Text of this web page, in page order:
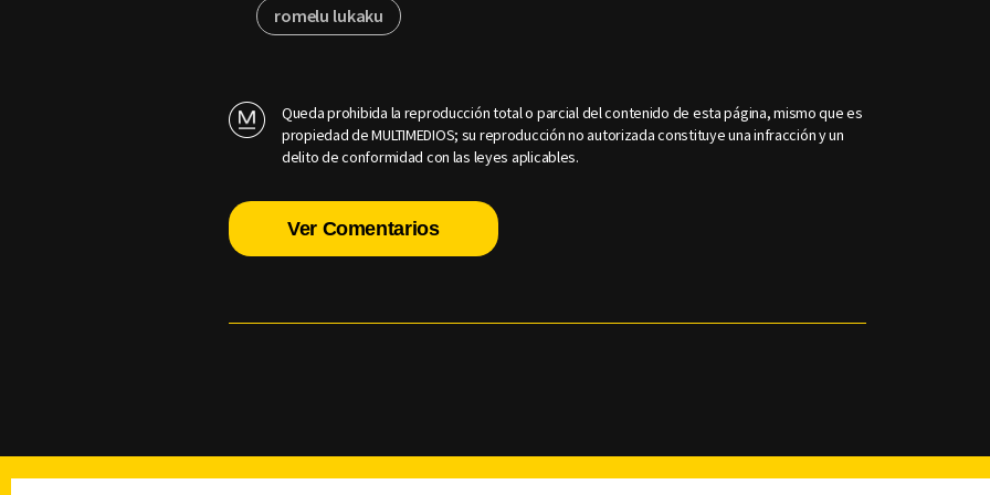
romelu lukaku
Queda prohibida la reproducción total o parcial del contenido de esta página, mismo que es
propiedad de MULTIMEDIOS; su reproducción no autorizada constituye una infracción y un
delito de conformidad con las leyes aplicables.
Ver Comentarios